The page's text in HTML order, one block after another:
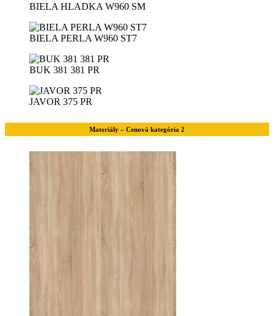
BIELA HLADKA W960 SM
BIELA PERLA W960 ST7
BUK 381 381 PR
JAVOR 375 PR
Materiály – Cenová kategória 2